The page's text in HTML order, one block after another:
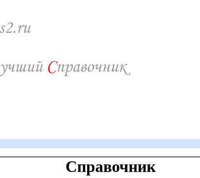
Справочник